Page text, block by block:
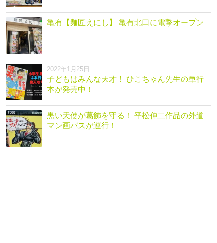
亀有【麺匠えにし】 亀有北口に電撃オープン
2022年1月25日
子どもはみんな天才！ ひこちゃん先生の単行
本が発売中！
黒い天使が葛飾を守る！ 平松伸二作品の外道
マン画バスが運行！